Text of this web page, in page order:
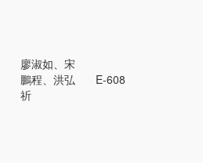
廖淑如、宋
鵬程、洪弘
祈
E-608